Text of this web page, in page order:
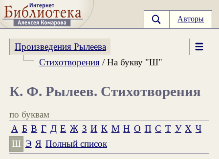
Авторы
Произведения Рылеева
Стихотворения/ На букву "Ш"
К. Ф. Рылеев. Стихотворения
по буквам
А Б В Г Д Е Ж З И К М Н О П С Т У Х Ч
Ш Э Я Полный список